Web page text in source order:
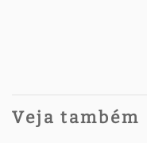
Veja também